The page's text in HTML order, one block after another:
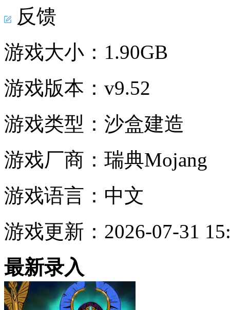
反馈
游戏大小： 1.90GB
游戏版本： v9.52
游戏类型： 沙盒建造
游戏厂商： 瑞典Mojang
游戏语言： 中文
游戏更新： 2026-07-31
最新录入